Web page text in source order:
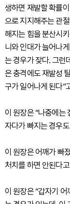
생하면 재발할 확률
으로 지지해주는 관
해지는 힘을 분산시
니와 인대가 늘어나
는 경우가 잦다. 그런
은 충격에도 재발성
구가 일어나게 된다”
이 원장은 “나중에는
자다가 빠지는 경우
이 원장은 어깨가 빠
처치를 하면 안된다
이 원장은 “갑자기